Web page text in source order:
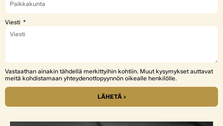
Viesti
Vastaathan ainakin tähdellä merkittyihin kohtiin. Muut kysymykset auttavat
meitä kohdistamaan yhteydenottopyynnön oikealle henkilölle.
LÄHETÄ ›